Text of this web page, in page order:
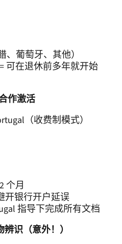
葡萄牙、其他）
可在退休前多年就开始
作激活
（收费制模式）
个月
开银行开户延误
指导下完成所有文档
识（意外！）